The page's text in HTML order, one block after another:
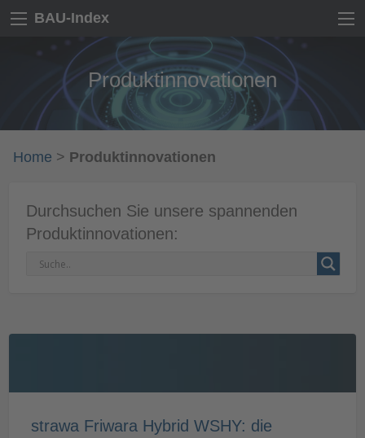
BAU-Index
Produktinnovationen
Home > Produktinnovationen
Durchsuchen Sie unsere spannenden
Produktinnovationen:
strawa Friwara Hybrid WSHY: die